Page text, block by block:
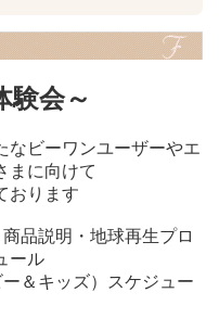
験会～
なビーワンユーザーやエ
まに向けて
おります
品説明・地球再生プロ
ール
＆キッズ）スケジュー